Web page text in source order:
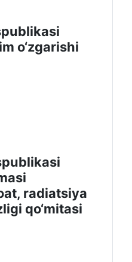
o‘zgarishi
radiatsiya
qo‘mitasi